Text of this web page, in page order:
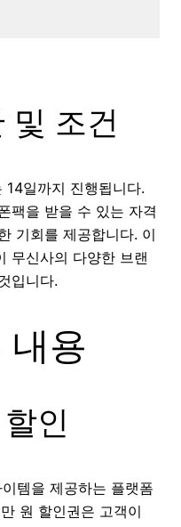
및 조건
14일까지 진행됩니다.
팩을 받을 수 있는 자격
기회를 제공합니다. 이
무신사의 다양한 브랜
입니다.
내용
인
템을 제공하는 플랫폼
원 할인권은 고객이